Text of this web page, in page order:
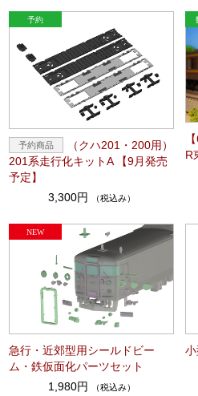
（クハ201・200用）
201系走行化キットA 【9月発売
予定】
3,300円
（税込み）
R
急行・近郊型用シールドビー
ム・鉄仮面化パーツセット
1,980円
（税込み）
小